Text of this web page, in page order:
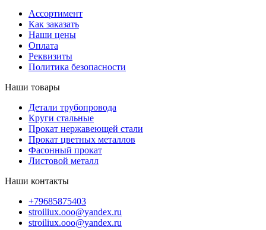
Ассортимент
Как заказать
Наши цены
Оплата
Реквизиты
Политика безопасности
Наши товары
Детали трубопровода
Круги стальные
Прокат нержавеющей стали
Прокат цветных металлов
Фасонный прокат
Листовой металл
Наши контакты
+79685875403
stroiliux.ooo@yandex.ru
stroiliux.ooo@yandex.ru